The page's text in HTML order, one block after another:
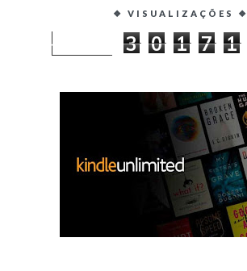
❖ VISUALIZAÇÕES ❖
3 0 1 7 1